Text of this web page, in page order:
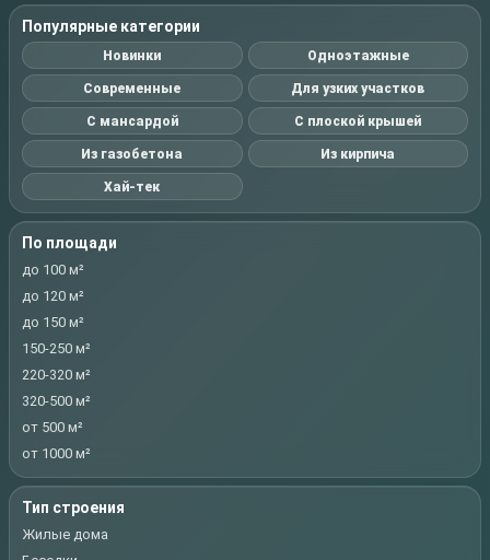
Популярные категории
Новинки Одноэтажные
Современные Для узких участков
С мансардой С плоской крышей
Из газобетона Из кирпича
Хай-тек
По площади
до 100 м²
до 120 м²
до 150 м²
150-250 м²
220-320 м²
320-500 м²
от 500 м²
от 1000 м²
Тип строения
Жилые дома